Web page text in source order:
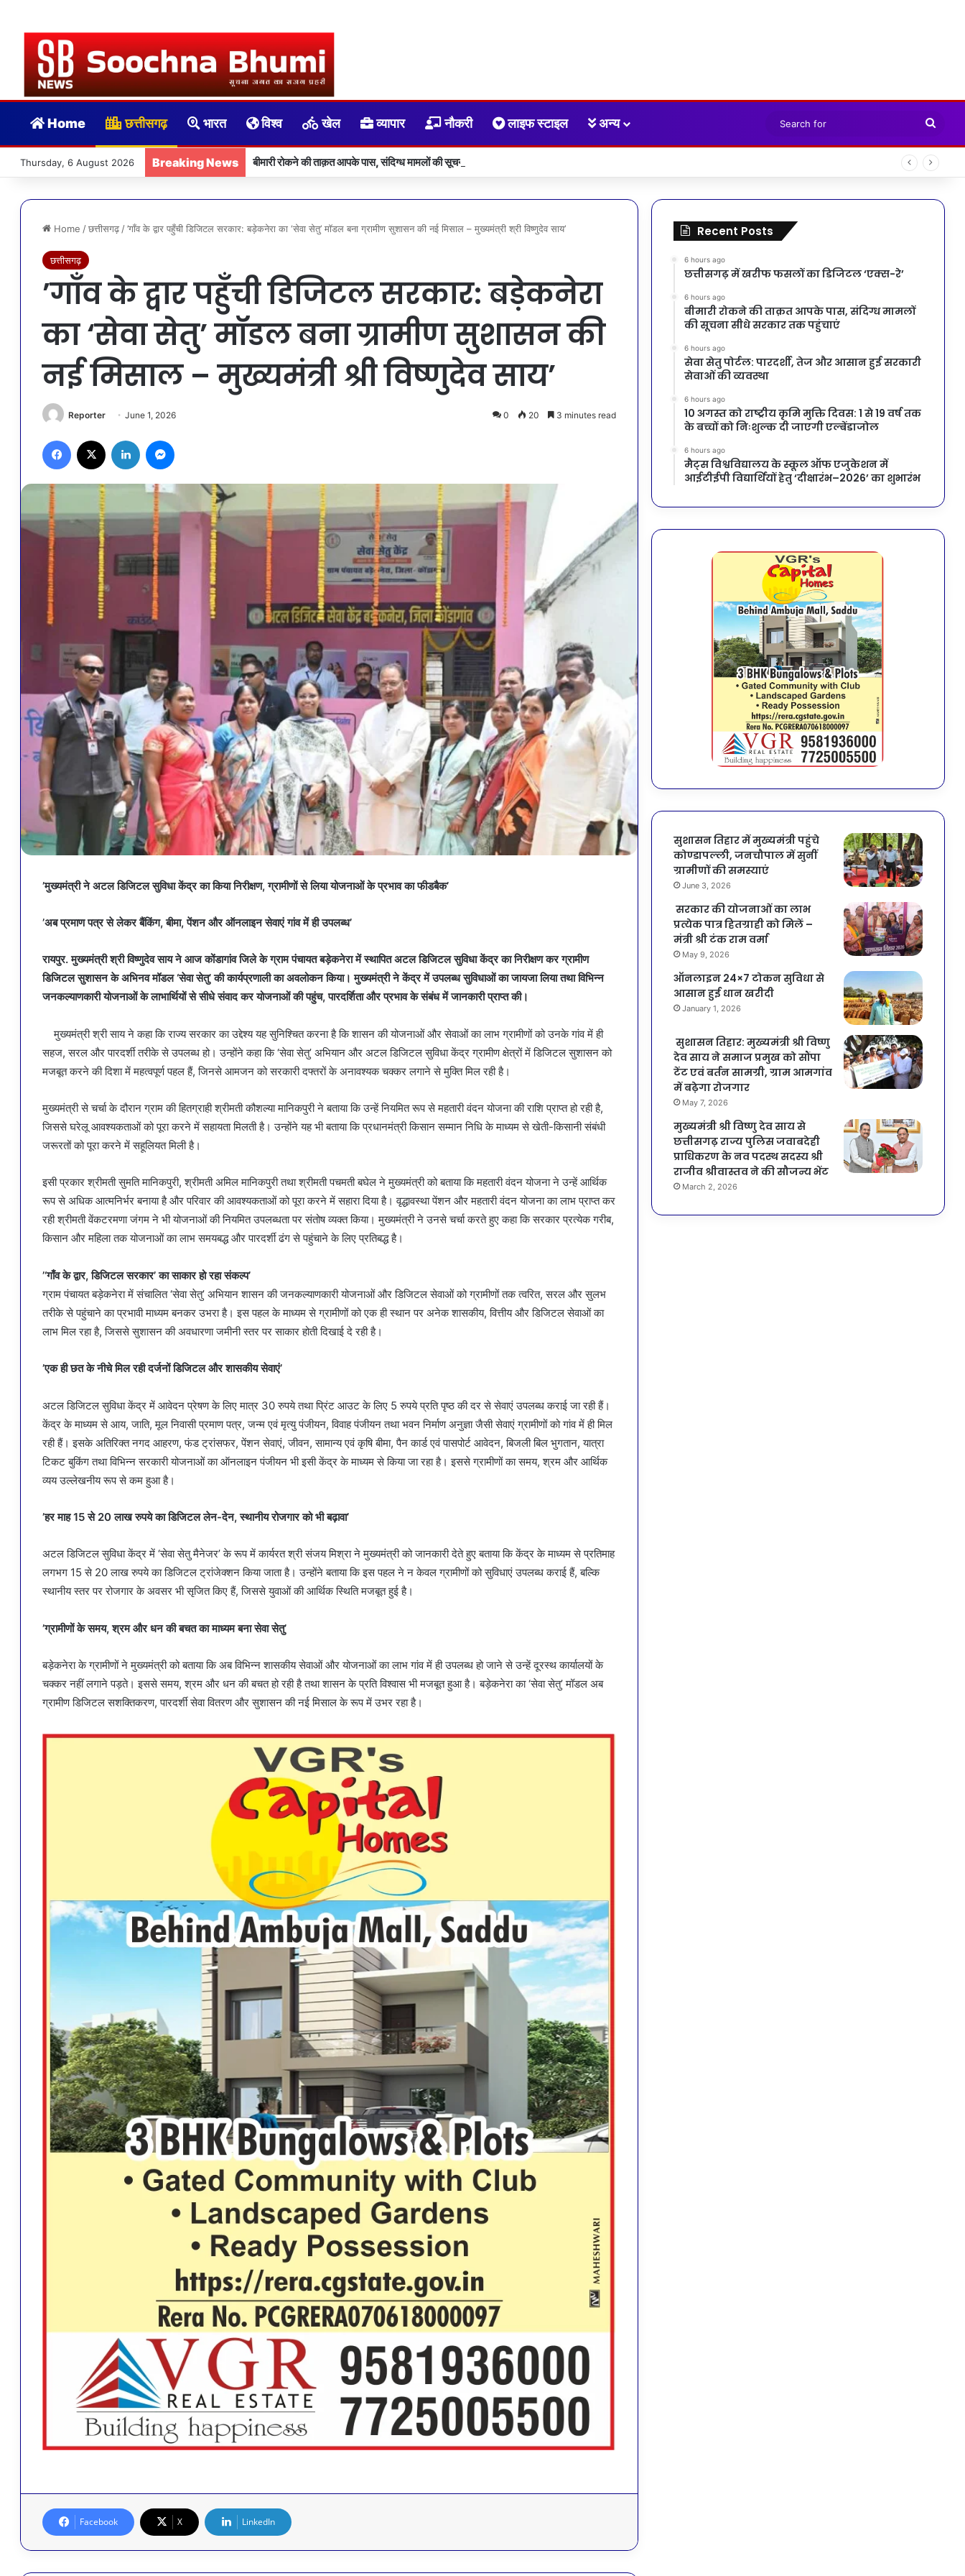
Home छत्तीसगढ़ भारत विश्व खेल व्यापार नौकरी लाइफ स्टाइल अन्य
for
Thursday, 6 August 2026 Breaking News बीमारी रोकने की ताक़त आपके पास, संदिग्ध मामलों की सूचना सीधे सरकार तक पहुंचाएं
Home / छत्तीसगढ़ / ’गाँव के द्वार पहुँची डिजिटल सरकार: बड़ेकनेरा का ‘सेवा सेतु’ मॉडल बना ग्रामीण सुशासन की नई मिसाल – मुख्यमंत्री श्री विष्णुदेव साय’
छत्तीसगढ़
’गाँव के द्वार पहुँची डिजिटल सरकार: बड़ेकनेरा
का ‘सेवा सेतु’ मॉडल बना ग्रामीण सुशासन की
नई मिसाल – मुख्यमंत्री श्री विष्णुदेव साय’
Reporter June 1, 2026 0 20 3 minutes read
Facebook LinkedIn
’मुख्यमंत्री ने अटल डिजिटल सुविधा केंद्र का किया निरीक्षण, ग्रामीणों से लिया योजनाओं के प्रभाव का फीडबैक’
’अब प्रमाण पत्र से लेकर बैंकिंग, बीमा, पेंशन और ऑनलाइन सेवाएं गांव में ही उपलब्ध’
रायपुर. मुख्यमंत्री श्री विष्णुदेव साय ने आज कोंडागांव जिले के ग्राम पंचायत बड़ेकनेरा में स्थापित अटल डिजिटल सुविधा केंद्र का निरीक्षण कर ग्रामीण
डिजिटल सुशासन के अभिनव मॉडल ‘सेवा सेतु’ की कार्यप्रणाली का अवलोकन किया। मुख्यमंत्री ने केंद्र में उपलब्ध सुविधाओं का जायजा लिया तथा विभिन्न
जनकल्याणकारी योजनाओं के लाभार्थियों से सीधे संवाद कर योजनाओं की पहुंच, पारदर्शिता और प्रभाव के संबंध में जानकारी प्राप्त की।
मुख्यमंत्री श्री साय ने कहा कि राज्य सरकार का उद्देश्य यह सुनिश्चित करना है कि शासन की योजनाओं और सेवाओं का लाभ ग्रामीणों को उनके गांव में ही
सहज, सरल और पारदर्शी तरीके से उपलब्ध हो। उन्होंने कहा कि ‘सेवा सेतु’ अभियान और अटल डिजिटल सुविधा केंद्र ग्रामीण क्षेत्रों में डिजिटल सुशासन को
मजबूत करने की दिशा में महत्वपूर्ण पहल हैं, जिनसे आमजन को सरकारी दफ्तरों के अनावश्यक चक्कर लगाने से मुक्ति मिल रही है।
मुख्यमंत्री से चर्चा के दौरान ग्राम की हितग्राही श्रीमती कौशल्या मानिकपुरी ने बताया कि उन्हें नियमित रूप से महतारी वंदन योजना की राशि प्राप्त हो रही है,
जिससे घरेलू आवश्यकताओं को पूरा करने में सहायता मिलती है। उन्होंने यह भी बताया कि प्रधानमंत्री किसान सम्मान निधि के माध्यम से खेती-किसानी संबंधी
जरूरतों को पूरा करने में सहूलियत मिली है।
इसी प्रकार श्रीमती सुमति मानिकपुरी, श्रीमती अमिल मानिकपुरी तथा श्रीमती पचमती बघेल ने मुख्यमंत्री को बताया कि महतारी वंदन योजना ने उन्हें आर्थिक
रूप से अधिक आत्मनिर्भर बनाया है और परिवार की आवश्यकताओं को पूरा करने में सहारा दिया है। वृद्धावस्था पेंशन और महतारी वंदन योजना का लाभ प्राप्त कर
रही श्रीमती वेंकटरमणा जंगम ने भी योजनाओं की नियमित उपलब्धता पर संतोष व्यक्त किया। मुख्यमंत्री ने उनसे चर्चा करते हुए कहा कि सरकार प्रत्येक गरीब,
किसान और महिला तक योजनाओं का लाभ समयबद्ध और पारदर्शी ढंग से पहुंचाने के लिए प्रतिबद्ध है।
’‘गाँव के द्वार, डिजिटल सरकार’ का साकार हो रहा संकल्प’
ग्राम पंचायत बड़ेकनेरा में संचालित ‘सेवा सेतु’ अभियान शासन की जनकल्याणकारी योजनाओं और डिजिटल सेवाओं को ग्रामीणों तक त्वरित, सरल और सुलभ
तरीके से पहुंचाने का प्रभावी माध्यम बनकर उभरा है। इस पहल के माध्यम से ग्रामीणों को एक ही स्थान पर अनेक शासकीय, वित्तीय और डिजिटल सेवाओं का
लाभ मिल रहा है, जिससे सुशासन की अवधारणा जमीनी स्तर पर साकार होती दिखाई दे रही है।
’एक ही छत के नीचे मिल रही दर्जनों डिजिटल और शासकीय सेवाएं’
अटल डिजिटल सुविधा केंद्र में आवेदन प्रेषण के लिए मात्र 30 रुपये तथा प्रिंट आउट के लिए 5 रुपये प्रति पृष्ठ की दर से सेवाएं उपलब्ध कराई जा रही हैं।
केंद्र के माध्यम से आय, जाति, मूल निवासी प्रमाण पत्र, जन्म एवं मृत्यु पंजीयन, विवाह पंजीयन तथा भवन निर्माण अनुज्ञा जैसी सेवाएं ग्रामीणों को गांव में ही मिल
रही हैं। इसके अतिरिक्त नगद आहरण, फंड ट्रांसफर, पेंशन सेवाएं, जीवन, सामान्य एवं कृषि बीमा, पैन कार्ड एवं पासपोर्ट आवेदन, बिजली बिल भुगतान, यात्रा
टिकट बुकिंग तथा विभिन्न सरकारी योजनाओं का ऑनलाइन पंजीयन भी इसी केंद्र के माध्यम से किया जा रहा है। इससे ग्रामीणों का समय, श्रम और आर्थिक
व्यय उल्लेखनीय रूप से कम हुआ है।
’हर माह 15 से 20 लाख रुपये का डिजिटल लेन-देन, स्थानीय रोजगार को भी बढ़ावा’
अटल डिजिटल सुविधा केंद्र में ‘सेवा सेतु मैनेजर’ के रूप में कार्यरत श्री संजय मिश्रा ने मुख्यमंत्री को जानकारी देते हुए बताया कि केंद्र के माध्यम से प्रतिमाह
लगभग 15 से 20 लाख रुपये का डिजिटल ट्रांजेक्शन किया जाता है। उन्होंने बताया कि इस पहल ने न केवल ग्रामीणों को सुविधाएं उपलब्ध कराई हैं, बल्कि
स्थानीय स्तर पर रोजगार के अवसर भी सृजित किए हैं, जिससे युवाओं की आर्थिक स्थिति मजबूत हुई है।
’ग्रामीणों के समय, श्रम और धन की बचत का माध्यम बना सेवा सेतु’
बड़ेकनेरा के ग्रामीणों ने मुख्यमंत्री को बताया कि अब विभिन्न शासकीय सेवाओं और योजनाओं का लाभ गांव में ही उपलब्ध हो जाने से उन्हें दूरस्थ कार्यालयों के
चक्कर नहीं लगाने पड़ते। इससे समय, श्रम और धन की बचत हो रही है तथा शासन के प्रति विश्वास भी मजबूत हुआ है। बड़ेकनेरा का ‘सेवा सेतु’ मॉडल अब
ग्रामीण डिजिटल सशक्तिकरण, पारदर्शी सेवा वितरण और सुशासन की नई मिसाल के रूप में उभर रहा है।
Facebook X LinkedIn
Recent Posts
6 hours ago
छत्तीसगढ़ में खरीफ फसलों का डिजिटल ‘एक्स-रे’
6 hours ago
बीमारी रोकने की ताक़त आपके पास, संदिग्ध मामलों
की सूचना सीधे सरकार तक पहुंचाएं
6 hours ago
सेवा सेतु पोर्टल: पारदर्शी, तेज और आसान हुई सरकारी
सेवाओं की व्यवस्था
6 hours ago
10 अगस्त को राष्ट्रीय कृमि मुक्ति दिवस: 1 से 19 वर्ष तक
के बच्चों को निःशुल्क दी जाएगी एल्बेंडाजोल
6 hours ago
मैट्स विश्वविद्यालय के स्कूल ऑफ एजुकेशन में
आईटीईपी विद्यार्थियों हेतु ‘दीक्षारंभ–2026’ का शुभारंभ
सुशासन तिहार में मुख्यमंत्री पहुंचे
कोण्डापल्ली, जनचौपाल में सुनीं
ग्रामीणों की समस्याएं
June 3, 2026
सरकार की योजनाओं का लाभ
प्रत्येक पात्र हितग्राही को मिलें –
मंत्री श्री टंक राम वर्मा
May 9, 2026
ऑनलाइन 24×7 टोकन सुविधा से
आसान हुई धान खरीदी
January 1, 2026
सुशासन तिहार: मुख्यमंत्री श्री विष्णु
देव साय ने समाज प्रमुख को सौंपा
टेंट एवं बर्तन सामग्री, ग्राम आमगांव
में बढ़ेगा रोजगार
May 7, 2026
मुख्यमंत्री श्री विष्णु देव साय से
छत्तीसगढ़ राज्य पुलिस जवाबदेही
प्राधिकरण के नव पदस्थ सदस्य श्री
राजीव श्रीवास्तव ने की सौजन्य भेंट
March 2, 2026